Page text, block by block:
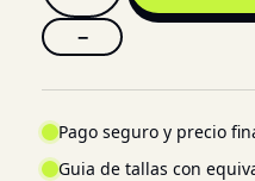
−
Pago seguro y precio
Guia de tallas con